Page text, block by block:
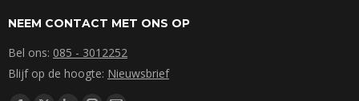
NEEM CONTACT MET ONS OP
Bel ons: 085 - 3012252
Blijf op de hoogte: Nieuwsbrief